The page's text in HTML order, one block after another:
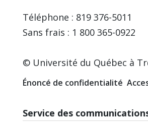
Téléphone : 819 376-5011
Sans frais : 1 800 365-0922
© Université du Québec à
Énoncé de confidentialité
Service des